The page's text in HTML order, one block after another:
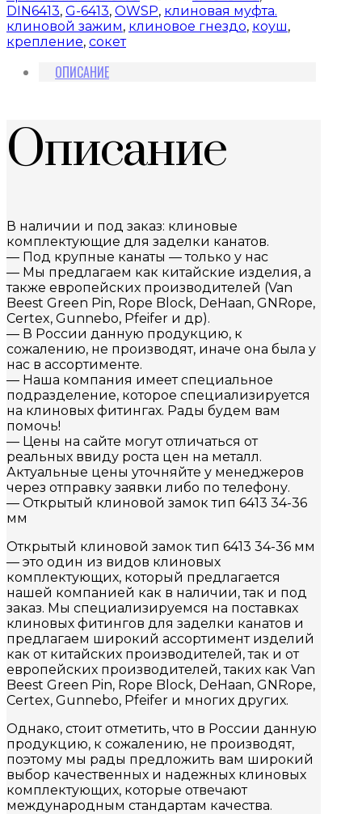
DIN6413, G-6413, OWSP, клиновая муфта.
клиновой зажим, клиновое гнездо, коуш,
крепление, сокет
ОПИСАНИЕ
Описание
В наличии и под заказ: клиновые
комплектующие для заделки канатов.
— Под крупные канаты — только у нас
— Мы предлагаем как китайские изделия, а
также европейских производителей (Van
Beest Green Pin, Rope Block, DeHaan, GNRope,
Certex, Gunnebo, Pfeifer и др).
— В России данную продукцию, к
сожалению, не производят, иначе она была у
нас в ассортименте.
— Наша компания имеет специальное
подразделение, которое специализируется
на клиновых фитингах. Рады будем вам
помочь!
— Цены на сайте могут отличаться от
реальных ввиду роста цен на металл.
Актуальные цены уточняйте у менеджеров
через отправку заявки либо по телефону.
— Открытый клиновой замок тип 6413 34-36
мм
Открытый клиновой замок тип 6413 34-36 мм
— это один из видов клиновых
комплектующих, который предлагается
нашей компанией как в наличии, так и под
заказ. Мы специализируемся на поставках
клиновых фитингов для заделки канатов и
предлагаем широкий ассортимент изделий
как от китайских производителей, так и от
европейских производителей, таких как Van
Beest Green Pin, Rope Block, DeHaan, GNRope,
Certex, Gunnebo, Pfeifer и многих других.
Однако, стоит отметить, что в России данную
продукцию, к сожалению, не производят,
поэтому мы рады предложить вам широкий
выбор качественных и надежных клиновых
комплектующих, которые отвечают
международным стандартам качества.